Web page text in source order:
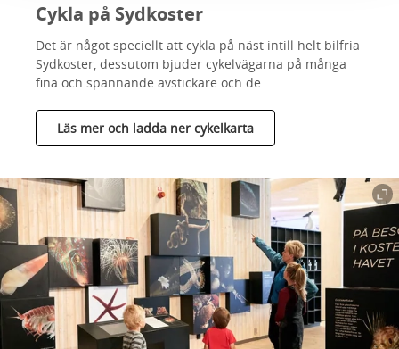
Cykla på Sydkoster
Det är något speciellt att cykla på näst intill helt bilfria
Sydkoster, dessutom bjuder cykelvägarna på många
fina och spännande avstickare och de...
Läs mer och ladda ner cykelkarta